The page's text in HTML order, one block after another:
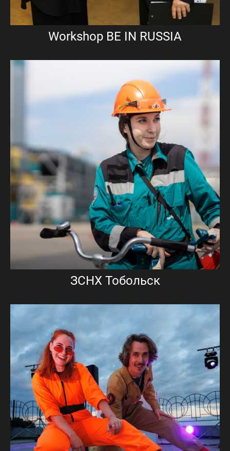
Workshop BE IN RUSSIA
ЗСНХ Тобольск